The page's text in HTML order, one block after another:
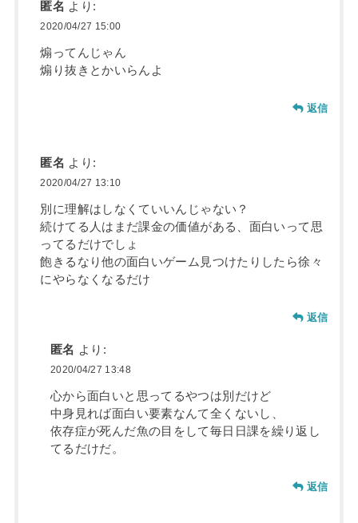
匿名 より:
2020/04/27 15:00
煽ってんじゃん
煽り抜きとかいらんよ
返信
匿名 より:
2020/04/27 13:10
別に理解はしなくていいんじゃない？
続けてる人はまだ課金の価値がある、面白いって思
ってるだけでしょ
飽きるなり他の面白いゲーム見つけたりしたら徐々
にやらなくなるだけ
返信
匿名 より:
2020/04/27 13:48
心から面白いと思ってるやつは別だけど
中身見れば面白い要素なんて全くないし、
依存症が死んだ魚の目をして毎日日課を繰り返し
てるだけだ。
返信